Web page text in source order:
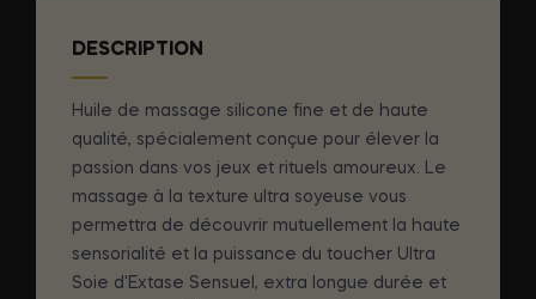
DESCRIPTION
Huile de massage silicone fine et de haute
qualité, spécialement conçue pour élever la
passion dans vos jeux et rituels amoureux. Le
massage à la texture ultra soyeuse vous
permettra de découvrir mutuellement la haute
sensorialité et la puissance du toucher Ultra
Soie d'Extase Sensuel, extra longue durée et